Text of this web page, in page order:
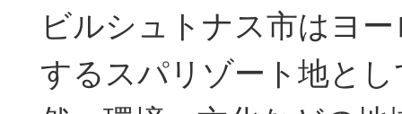
ビルシュトナス市はヨ
するスパリゾート地と